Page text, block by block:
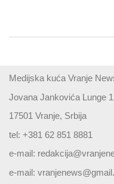
Medijska kuća Vranje
Jovana Jankovića Lunge
17501 Vranje, Srbija
tel: +381 62 851 8881
e-mail:
e-mail: